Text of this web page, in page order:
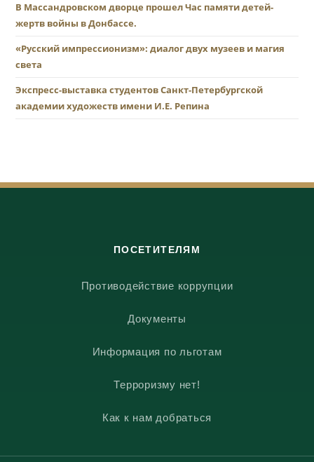
В Массандровском дворце прошел Час памяти детей-
жертв войны в Донбассе.
«Русский импрессионизм»: диалог двух музеев и магия
света
Экспресс-выставка студентов Санкт-Петербургской
академии художеств имени И.Е. Репина
ПОСЕТИТЕЛЯМ
Противодействие коррупции
Документы
Информация по льготам
Терроризму нет!
Как к нам добраться